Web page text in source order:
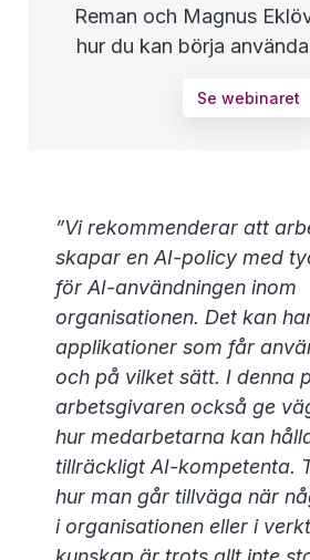
Reman och Magnus
hur du kan börja
Se webinaret
”Vi rekommenderar att
skapar en AI-policy med
för AI-användningen inom
organisationen. Det kan
applikationer som får
och på vilket sätt. I denna
arbetsgivaren också ge
hur medarbetarna kan
tillräckligt AI-kompetenta.
hur man går tillväga när
i organisationen eller i